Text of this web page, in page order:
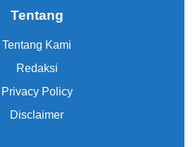
Tentang
Tentang Kami
Redaksi
Privacy Policy
Disclaimer